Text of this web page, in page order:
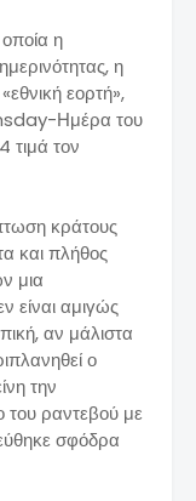
η
η
εορτή»,
Ημέρα του
τιμά τον
κράτους
και πλήθος
μια
είναι αμιγώς
αν μάλιστα
ο
την
του ραντεβού με
σφόδρα